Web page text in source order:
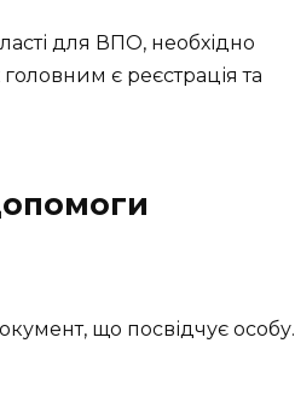
для ВПО, необхідно
є реєстрація та
що посвідчує особу.